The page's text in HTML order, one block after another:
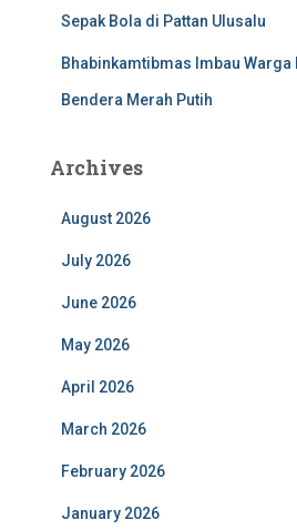
Sepak Bola di Pattan Ulusalu
Bhabinkamtibmas Imbau Warga
Bendera Merah Putih
Archives
August 2026
July 2026
June 2026
May 2026
April 2026
March 2026
February 2026
January 2026